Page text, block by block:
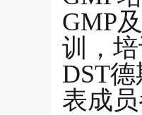
GMP
训，
DST
表成